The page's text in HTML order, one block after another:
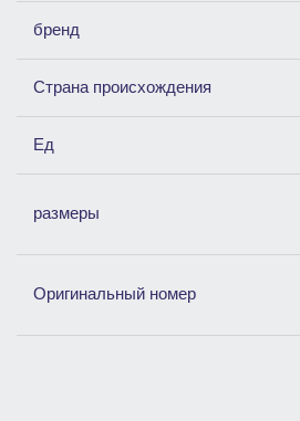
бренд
Страна происхождения
Ед
размеры
Оригинальный номер